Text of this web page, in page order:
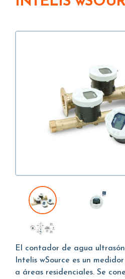
El contador de agua
Intelis wSource es un
a áreas residenciales. Se